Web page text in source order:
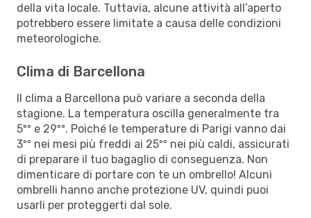
della vita locale. Tuttavia, alcune attività all’aperto
potrebbero essere limitate a causa delle condizioni
meteorologiche.
Clima di Barcellona
Il clima a Barcellona può variare a seconda della
stagione. La temperatura oscilla generalmente tra
5ºº e 29ºº. Poiché le temperature di Parigi vanno dai
3ºº nei mesi più freddi ai 25ºº nei più caldi, assicurati
di preparare il tuo bagaglio di conseguenza. Non
dimenticare di portare con te un ombrello! Alcuni
ombrelli hanno anche protezione UV, quindi puoi
usarli per proteggerti dal sole.